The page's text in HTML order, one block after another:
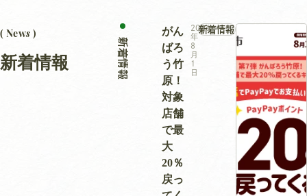
( News )
新着情報 新着情報
がん
ばろ
う竹
原！
対象
店舗
で最
大
20％
戻っ
2026
年
8
月
1
日
新着情報